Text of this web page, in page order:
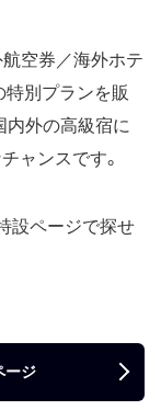
航空券／海外ホテ
特別プランを販
内外の高級宿に
ャンスです。
設ページで探せ
ージ